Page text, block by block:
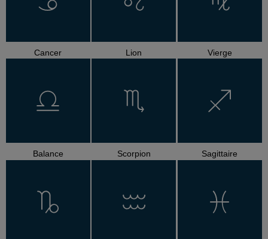
Cancer Lion Vierge
Balance Scorpion Sagittaire